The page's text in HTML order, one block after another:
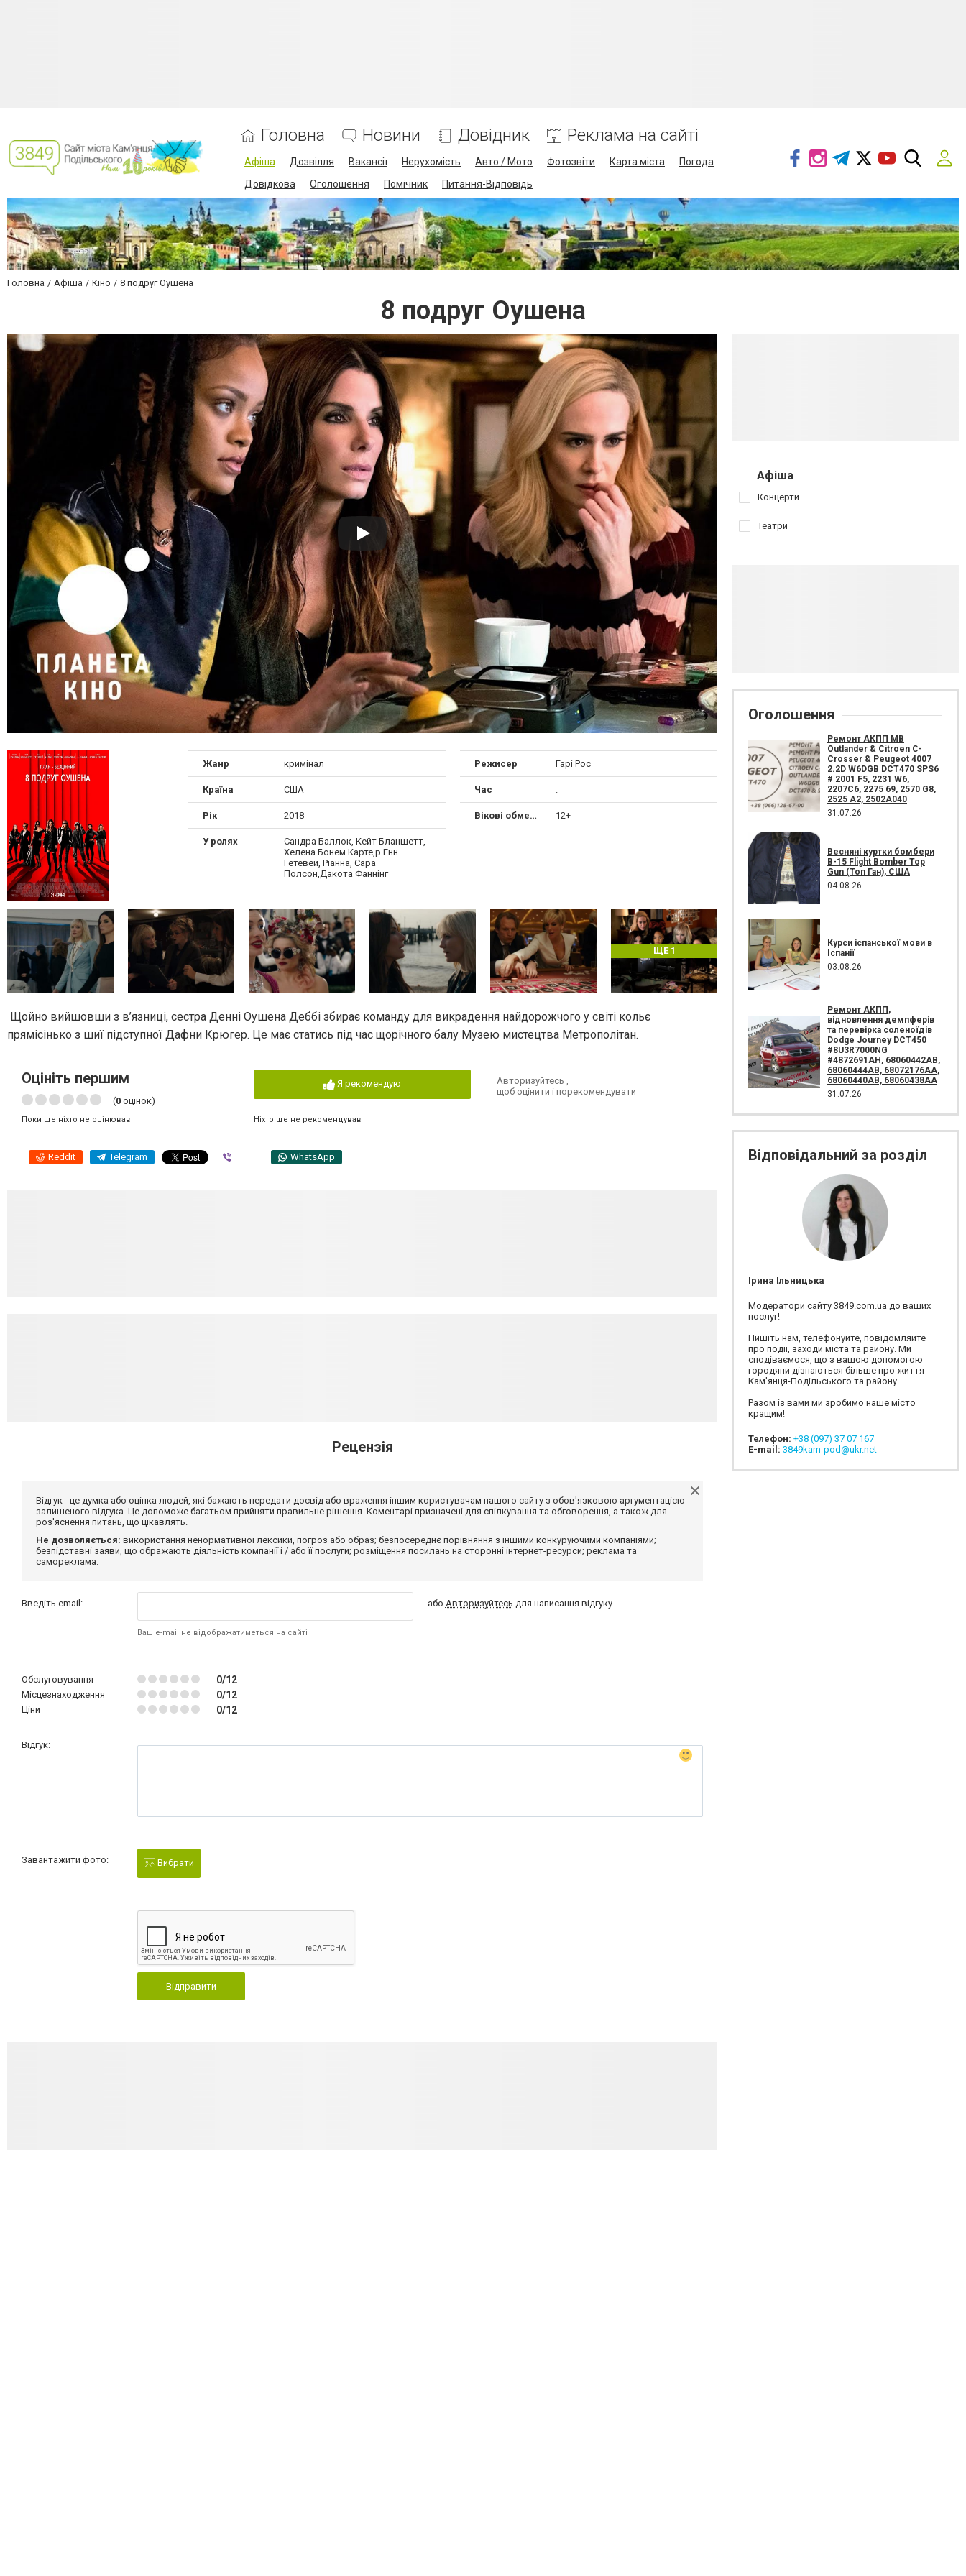
Головна Новини Довідник Реклама на сайті
Афіша Дозвілля Вакансії Нерухомість Авто / Мото Фотозвіти Карта міста
Погода
Довідкова
Оголошення Помічник Питання-Відповідь
Головна Афіша Кіно 8 подруг Оушена
8 подруг Оушена
Жанр кримінал
Країна США
Рік 2018
У ролях
Сандра Баллок, Кейт Бланшетт,
Хелена Бонем Карте,р Енн
Гетевей, Ріанна, Сара
Полсон,Дакота Фаннінг
Режисер Гарі Рос
Час
Вікові обмеження 12+
ЩЕ 1
Щойно вийшовши з в’язниці, сестра Денні Оушена Деббі збирає команду для викрадення найдорожчого у світі кольє
прямісінько з шиї підступної Дафни Крюгер. Це має статись під час щорічного балу Музею мистецтва Метрополітан.
Оцініть першим
(0 оцінок)
Поки ще ніхто не оцінював
Я рекомендую
Ніхто ще не рекомендував
Авторизуйтесь,
щоб оцінити і порекомендувати
Reddit Telegram WhatsApp
Рецензія
Відгук - це думка або оцінка людей, які бажають передати досвід або враження іншим користувачам нашого сайту з обов'язковою аргументацією
залишеного відгука. Це допоможе багатьом прийняти правильне рішення. Коментарі призначені для спілкування та обговорення, а також для
роз'яснення питань, що цікавлять.
Не дозволяється: використання ненормативної лексики, погроз або образ; безпосереднє порівняння з іншими конкуруючими компаніями;
безпідставні заяви, що ображають діяльність компанії і / або її послуги; розміщення посилань на сторонні інтернет-ресурси; реклама та
самореклама.
Введіть email:
Ваш e-mail не відображатиметься на сайті
або Авторизуйтесь для написання відгуку
Обслуговування 0/12
Місцезнаходження 0/12
Ціни 0/12
Відгук:
Завантажити фото: Вибрати
Відправити
Афіша
Концерти
Театри
Оголошення
Ремонт АКПП MB
Outlander & Citroen C-
Crosser & Peugeot 4007
2.2D W6DGB DCT470 SPS6
# 2001 F5, 2231 W6,
2207C6, 2275 69, 2570 G8,
2525 A2, 2502A040
31.07.26
Весняні куртки бомбери
B-15 Flight Bomber Top
Gun (Топ Ган), США
04.08.26
Курси іспанської мови в
Іспанії
03.08.26
Ремонт АКПП,
відновлення демпферів
та перевірка соленоїдів
Dodge Journey DCT450
#8U3R7000NG
#4872691AH, 68060442AB,
68060444AB, 68072176AA,
68060440AB, 68060438AA
31.07.26
Відповідальний за розділ
Ірина Ільницька
Модератори сайту 3849.com.ua до ваших
послуг!
Пишіть нам, телефонуйте, повідомляйте
про події, заходи міста та району. Ми
сподіваємося, що з вашою допомогою
городяни дізнаються більше про життя
Кам'янця-Подільського та району.
Разом із вами ми зробимо наше місто
кращим!
Телефон: +38 (097) 37 07 167
E-mail: 3849kam-pod@ukr.net